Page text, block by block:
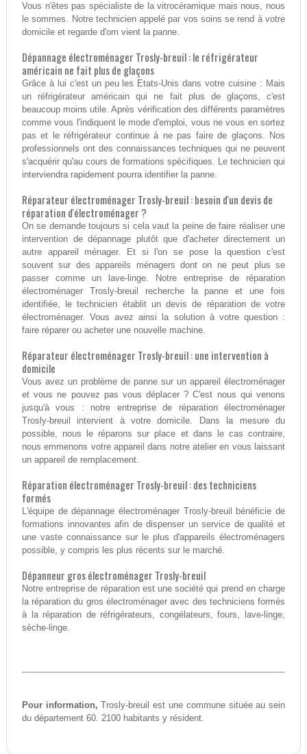
Vous n'êtes pas spécialiste de la vitrocéramique mais nous, nous
le sommes. Notre technicien appelé par vos soins se rend à votre
domicile et regarde d'om vient la panne.
Dépannage électroménager Trosly-breuil : le réfrigérateur
américain ne fait plus de glaçons
Grâce à lui c'est un peu les Etats-Unis dans votre cuisine : Mais
un réfrigérateur américain qui ne fait plus de glaçons, c'est
beaucoup moins utile. Après vérification des différents paramètres
comme vous l'indiquent le mode d'emploi, vous ne vous en sortez
pas et le réfrigérateur continue à ne pas faire de glaçons. Nos
professionnels ont des connaissances techniques qui ne peuvent
s'acquérir qu'au cours de formations spécifiques. Le technicien qui
interviendra rapidement pourra identifier la panne.
Réparateur électroménager Trosly-breuil : besoin d'un devis de
réparation d'électroménager ?
On se demande toujours si cela vaut la peine de faire réaliser une
intervention de dépannage plutôt que d'acheter directement un
autre appareil ménager. Et si l'on se pose la question c'est
souvent sur des appareils ménagers dont on ne peut plus se
passer comme un lave-linge. Notre entreprise de réparation
électroménager Trosly-breuil recherche la panne et une fois
identifiée, le technicien établit un devis de réparation de votre
électroménager. Vous avez ainsi la solution à votre question :
faire réparer ou acheter une nouvelle machine.
Réparateur électroménager Trosly-breuil : une intervention à
domicile
Vous avez un problème de panne sur un appareil électroménager
et vous ne pouvez pas vous déplacer ? C'est nous qui venons
jusqu'à vous : notre entreprise de réparation électroménager
Trosly-breuil intervient à votre domicile. Dans la mesure du
possible, nous le réparons sur place et dans le cas contraire,
nous emmenons votre appareil dans notre atelier en vous laissant
un appareil de remplacement.
Réparation électroménager Trosly-breuil : des techniciens
formés
L'équipe de dépannage électroménager Trosly-breuil bénéficie de
formations innovantes afin de dispenser un service de qualité et
une vaste connaissance sur le plus d'appareils électroménagers
possible, y compris les plus récents sur le marché.
Dépanneur gros électroménager Trosly-breuil
Notre entreprise de réparation est une société qui prend en charge
la réparation du gros électroménager avec des techniciens formés
à la réparation de réfrigérateurs, congélateurs, fours, lave-linge,
sèche-linge.
Pour information, Trosly-breuil est une commune située au sein
du département 60. 2100 habitants y résident.